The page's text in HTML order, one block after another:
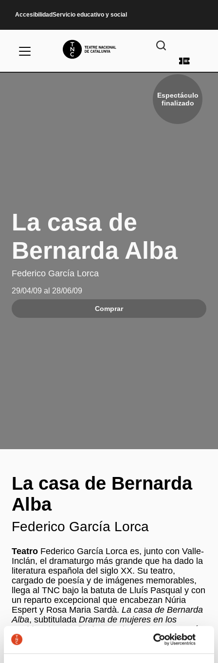
AccesibilidadServicio educativo y social
Menú
Espectáculo
finalizado
La casa de
Bernarda Alba
Federico García Lorca
29/04/09 al 28/06/09
Comprar
La casa de Bernarda
Alba
Federico García Lorca
Teatro Federico García Lorca es, junto con Valle-
Inclán, el dramaturgo más grande que ha dado la
literatura española del siglo XX. Su teatro,
cargado de poesía y de imágenes memorables,
llega al TNC bajo la batuta de Lluís Pasqual y con
un reparto excepcional que encabezan Núria
Espert y Rosa Maria Sardà. La casa de Bernarda
Alba, subtitulada Drama de mujeres en los
pueblos de España
, fue escrita en 1936 y va más
allá del drama para consolidarse como una
tragedia de una fuerza extraordinaria. Bernarda